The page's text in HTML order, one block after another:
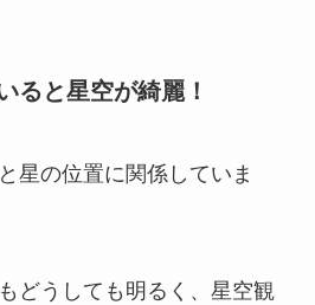
ると星空が綺麗！
星の位置に関係していま
どうしても明るく、星空観